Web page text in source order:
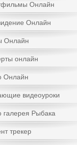
Онлайн
Онлайн
Онлайн
онлайн
Онлайн
видеоуроки
галерея Рыбака
трекер